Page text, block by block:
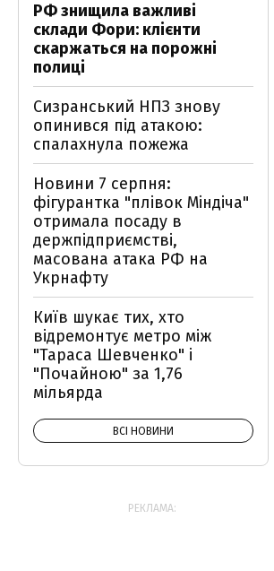
РФ знищила важливі
склади Фори: клієнти
скаржаться на порожні
полиці
Сизранський НПЗ знову
опинився під атакою:
спалахнула пожежа
Новини 7 серпня:
фігурантка "плівок Міндіча"
отримала посаду в
держпідприємстві,
масована атака РФ на
Укрнафту
Київ шукає тих, хто
відремонтує метро між
"Тараса Шевченко" і
"Почайною" за 1,76
мільярда
ВСІ НОВИНИ
РЕКЛАМА: